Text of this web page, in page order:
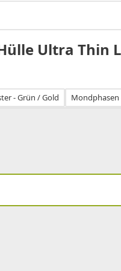
Ultra Thin
- Grün / Gold Mondphasen